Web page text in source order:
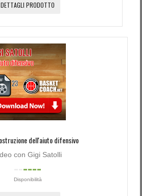
DETTAGLI PRODOTTO
dell'aiuto difensivo
con Gigi Satolli
Disponibilità